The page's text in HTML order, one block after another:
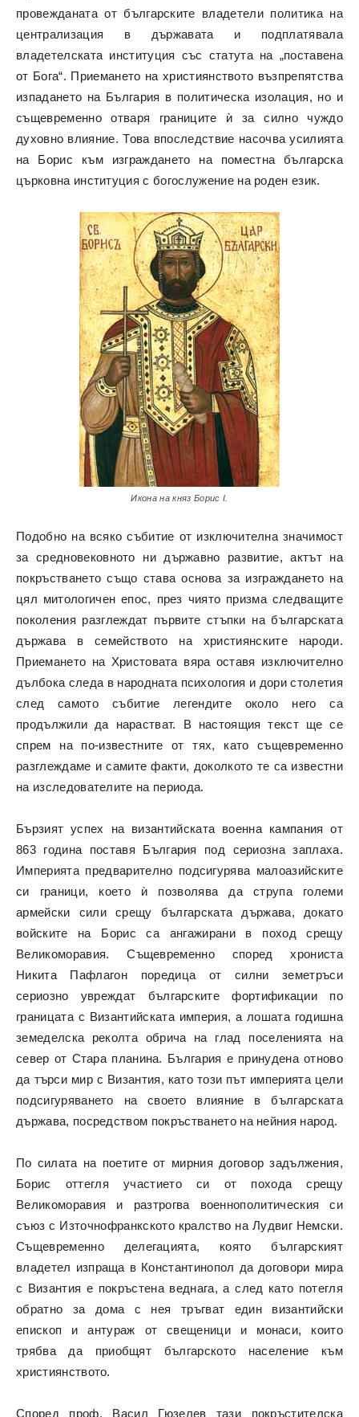
провежданата от българските владетели политика на
централизация в държавата и подплатявала
владетелската институция със статута на „поставена
от Бога“. Приемането на християнството възпрепятства
изпадането на България в политическа изолация, но и
същевременно отваря границите ѝ за силно чуждо
духовно влияние. Това впоследствие насочва усилията
на Борис към изграждането на поместна българска
църковна институция с богослужение на роден език.
Икона на княз Борис I.
Подобно на всяко събитие от изключителна значимост
за средновековното ни държавно развитие, актът на
покръстването също става основа за изграждането на
цял митологичен епос, през чиято призма следващите
поколения разглеждат първите стъпки на българската
държава в семейството на християнските народи.
Приемането на Христовата вяра оставя изключително
дълбока следа в народната психология и дори столетия
след самото събитие легендите около него са
продължили да нарастват. В настоящия текст ще се
спрем на по-известните от тях, като същевременно
разглеждаме и самите факти, доколкото те са известни
на изследователите на периода.
Бързият успех на византийската военна кампания от
863 година поставя България под сериозна заплаха.
Империята предварително подсигурява малоазийските
си граници, което ѝ позволява да струпа големи
армейски сили срещу българската държава, докато
войските на Борис са ангажирани в поход срещу
Великоморавия. Същевременно според хрониста
Никита Пафлагон поредица от силни земетръси
сериозно увреждат българските фортификации по
границата с Византийската империя, а лошата годишна
земеделска реколта обрича на глад поселенията на
север от Стара планина. България е принудена отново
да търси мир с Византия, като този път империята цели
подсигуряването на своето влияние в българската
държава, посредством покръстването на нейния народ.
По силата на поетите от мирния договор задължения,
Борис оттегля участието си от похода срещу
Великоморавия и разтрогва военнополитическия си
съюз с Източнофранкското кралство на Лудвиг Немски.
Същевременно делегацията, която българският
владетел изпраща в Константинопол да договори мира
с Византия е покръстена веднага, а след като потегля
обратно за дома с нея тръгват един византийски
епископ и антураж от свещеници и монаси, които
трябва да приобщят българското население към
християнството.
Според проф. Васил Гюзелев тази покръстителска